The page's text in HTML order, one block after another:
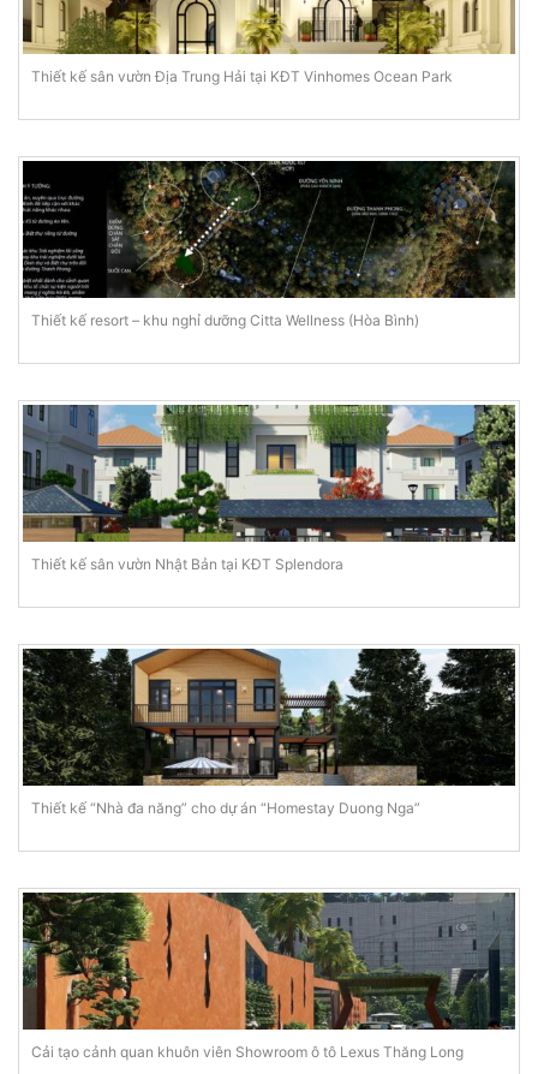
Thiết kế sân vườn Địa Trung Hải tại KĐT Vinhomes Ocean Park
Thiết kế resort – khu nghỉ dưỡng Citta Wellness (Hòa Bình)
Thiết kế sân vườn Nhật Bản tại KĐT Splendora
Thiết kế “Nhà đa năng” cho dự án “Homestay Duong Nga”
Cải tạo cảnh quan khuôn viên Showroom ô tô Lexus Thăng Long